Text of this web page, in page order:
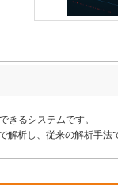
きるシステムです。
解析し、従来の解析手